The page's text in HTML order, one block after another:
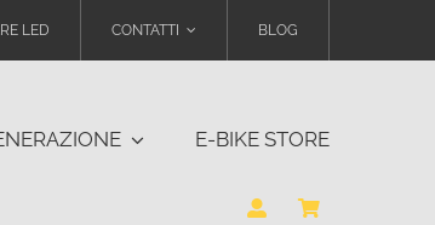
LED CONTATTI BLOG
E-BIKE STORE